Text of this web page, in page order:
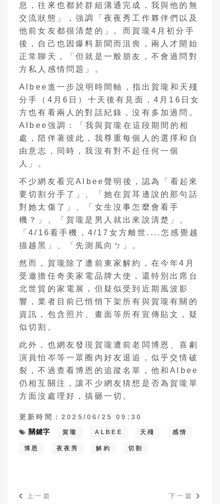
息，往來也都於群組溝通完成，我與他的無
交流狀態」，強調「夜夜秀工作夥伴們以及
他前女友都很清楚的」。而賀瓏4月初分手
後，自己也因爆料新聞而沮喪，兩人才開始
正常聊天，「但就是一般朋友，不會過問對
方私人感情問題」。
Albee進一步說明時間軸，指出賀瓏和天殘
分手（4月6日）十天後有見面，4月16日女
方也有看兩人的對話紀錄，沒有多加過問。
Albee強調：「我與賀瓏在這段期間的相
處，陪伴著彼此，我尊重每個人的選擇和自
由意志，同時，我沒有對不起任何一個
人」。
不少網友看完Albee聲明後，認為「看起來
要切割分手了」、「她在賀耳邊說的那句話
對她太傷了」、「女生沒事怎麼會看手
機？」、「賀瓏是男人就出來說清楚」、
「4/16看手機，4/17女方離世....怎感覺越
描越黑」、「先測風向ㄅ」。
然而，賀瓏除了遭前東家解約，在今年4月
受邀擔任奇美家電品牌大使，還特別出席台
北世貿的家電展，但疑似受到近期風波影
響，業者目前已悄悄下架所有與賀瓏有關的
資訊，包含照片、畫面等所有宣傳貼文，疑
似切割。
此外，也網友發現賀瓏遭前老闆博恩、喜劇
演員怡岑等一眾圈內好友退追，似乎交情破
裂，不過查看博恩的追蹤名單，他和Albee
仍相互關注，讓不少網友猜想是否為賀瓏單
方面沒處理好，搞砸一切。
更新時間：2025/06/25 09:30
關鍵字
賀瓏 ALBEE 天殘 感情
博恩 夜夜秀 解約 切割
上一篇 下一篇